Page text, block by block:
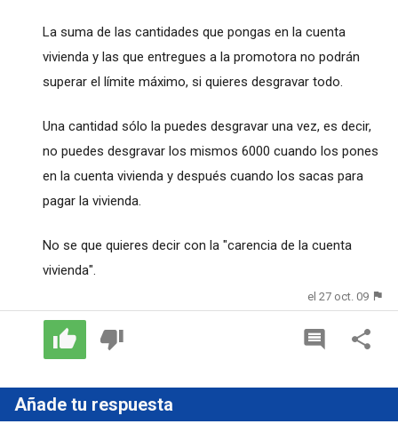
La suma de las cantidades que pongas en la cuenta
vivienda y las que entregues a la promotora no podrán
superar el límite máximo, si quieres desgravar todo.
Una cantidad sólo la puedes desgravar una vez, es decir,
no puedes desgravar los mismos 6000 cuando los pones
en la cuenta vivienda y después cuando los sacas para
pagar la vivienda.
No se que quieres decir con la "carencia de la cuenta
vivienda".
el 27 oct. 09
Añade tu respuesta